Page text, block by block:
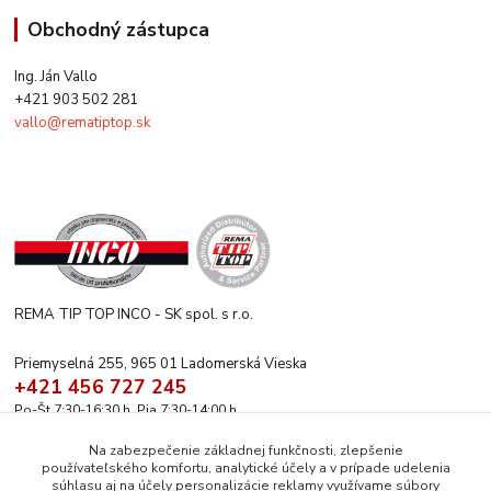
Obchodný zástupca
Ing. Ján Vallo
+421 903 502 281
vallo@rematiptop.sk
REMA TIP TOP INCO - SK spol. s r.o.
Priemyselná 255, 965 01 Ladomerská Vieska
+421 456 727 245
Po-Št 7:30-16:30 h. Pia 7:30-14:00 h.
rematiptop@rematiptop.sk
Na zabezpečenie základnej funkčnosti, zlepšenie
používateľského komfortu, analytické účely a v prípade udelenia
súhlasu aj na účely personalizácie reklamy využívame súbory